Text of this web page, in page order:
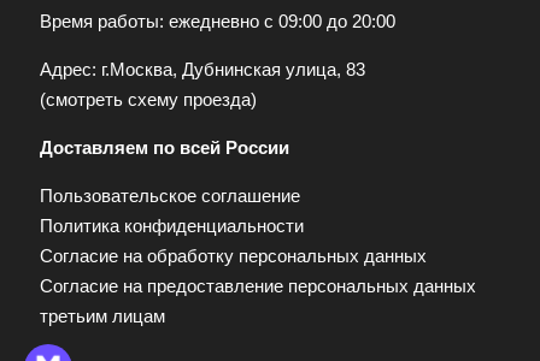
Время работы: ежедневно с 09:00 до 20:00
Адрес: г.Москва, Дубнинская улица, 83
(смотреть схему проезда)
Доставляем по всей России
Пользовательское соглашение
Политика конфиденциальности
Согласие на обработку персональных данных
Согласие на предоставление персональных данных
третьим лицам